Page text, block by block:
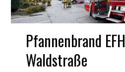
Pfannenbrand EFH
Waldstraße